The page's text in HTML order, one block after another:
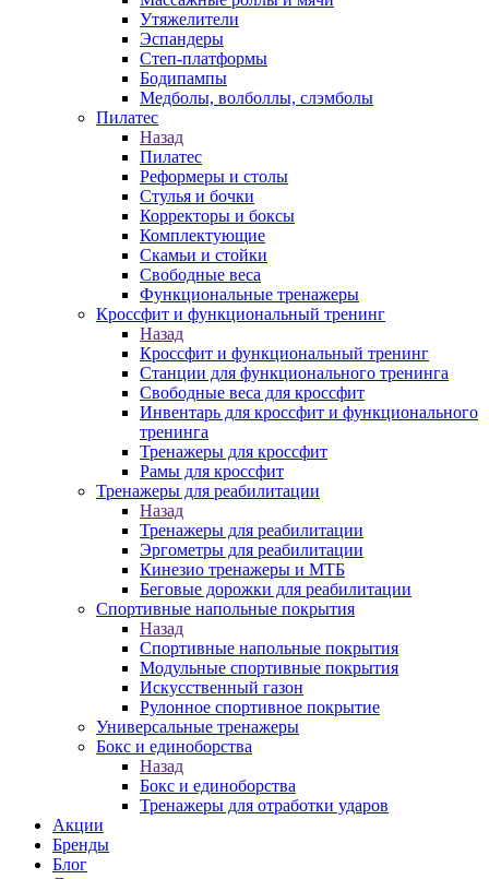
Утяжелители
Эспандеры
Степ-платформы
Бодипампы
Медболы, волболлы, слэмболы
Пилатес
Назад
Пилатес
Реформеры и столы
Стулья и бочки
Корректоры и боксы
Комплектующие
Скамьи и стойки
Свободные веса
Функциональные тренажеры
Кроссфит и функциональный тренинг
Назад
Кроссфит и функциональный тренинг
Станции для функционального тренинга
Свободные веса для кроссфит
Инвентарь для кроссфит и функционального
тренинга
Тренажеры для кроссфит
Рамы для кроссфит
Тренажеры для реабилитации
Назад
Тренажеры для реабилитации
Эргометры для реабилитации
Кинезио тренажеры и МТБ
Беговые дорожки для реабилитации
Спортивные напольные покрытия
Назад
Спортивные напольные покрытия
Модульные спортивные покрытия
Искусственный газон
Рулонное спортивное покрытие
Универсальные тренажеры
Бокс и единоборства
Назад
Бокс и единоборства
Тренажеры для отработки ударов
Акции
Бренды
Блог